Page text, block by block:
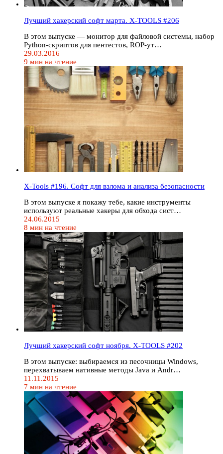
Лучший хакерский софт марта. X-TOOLS #206
В этом выпуске — монитор для файловой системы, набор
Python-скриптов для пентестов, ROP-ут…
29.03.2016
9 мин на чтение
X-Tools #196. Софт для взлома и анализа безопасности
В этом выпуске я покажу тебе, какие инструменты
используют реальные хакеры для обхода сист…
24.06.2015
8 мин на чтение
Лучший хакерский софт ноября. X-TOOLS #202
В этом выпуске: выбираемся из песочницы Windows,
перехватываем нативные методы Java и Andr…
11.11.2015
7 мин на чтение